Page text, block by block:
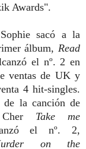
Awards".
sacó a la
álbum, Read
el nº. 2 en
ventas de UK y
4 hit-singles.
de la canción de
Take me
el nº. 2,
on the